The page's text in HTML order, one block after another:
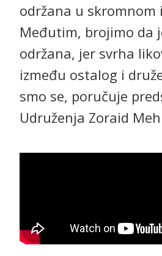
održana u skromnom
Međutim, brojimo da
održana, jer svrha
između ostalog i
smo se, poručuje
Udruženja Zoraid